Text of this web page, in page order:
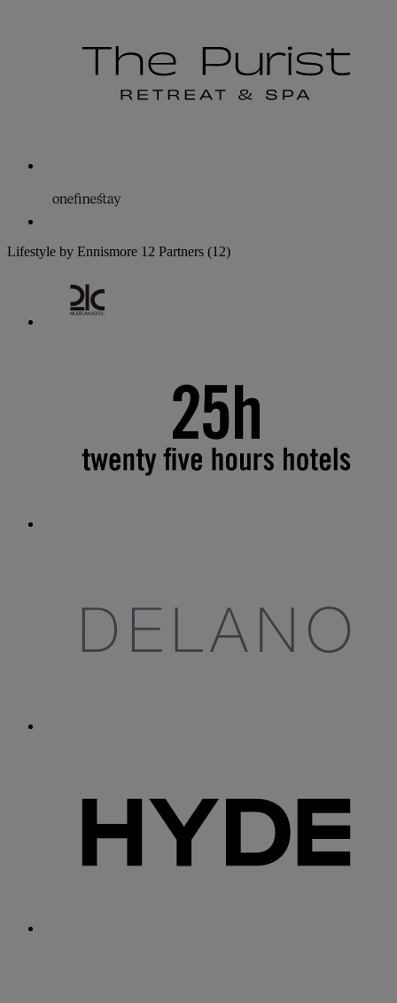
Lifestyle by Ennismore 12 Partners (12)